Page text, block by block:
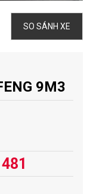
SO SÁNH XE
9M3